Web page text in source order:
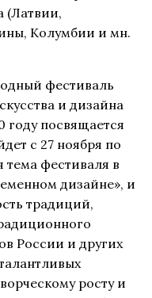
(Латвии,
Колумбии и мн.
фестиваль
и дизайна
году посвящается
с 27 ноября по
тема фестиваля в
дизайне», и
традиций,
России и других
росту и